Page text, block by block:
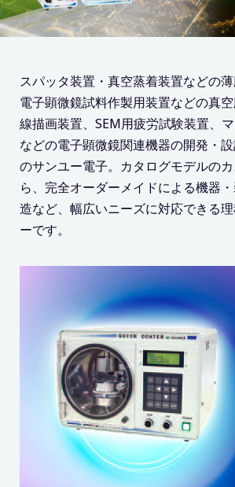
スパッタ装置・真空蒸着装置などの薄
電子顕微鏡試料作製用装置などの真
線描画装置、SEM用疲労試験装置、
などの電子顕微鏡関連機器の開発・
のサンユー電子。カタログモデルの
ら、完全オーダーメイドによる機器
造など、幅広いニーズに対応できる
ーです。